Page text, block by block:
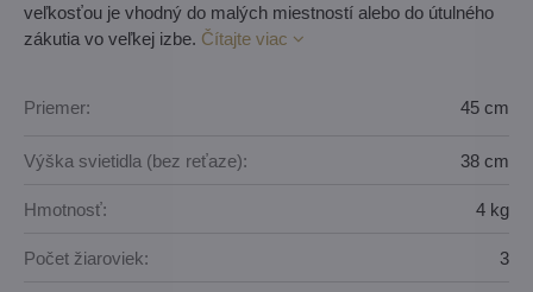
veľkosťou je vhodný do malých miestností alebo do útulného
zákutia vo veľkej izbe. Čítajte viac
Priemer: 45 cm
Výška svietidla (bez reťaze): 38 cm
Hmotnosť: 4 kg
Počet žiaroviek: 3